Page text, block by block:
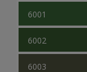
6001
6002
6003